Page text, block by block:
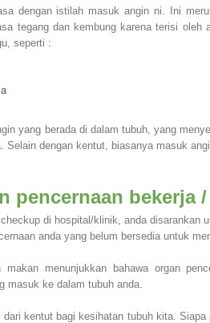
dengan istilah masuk angin ni. Ini
tegang dan kembung karena terisi
seperti :
yang berada di dalam tubuh, yang
Selain dengan kentut, biasanya masuk
pencernaan bekerja
di hospital/klinik, anda
anda yang belum bersedia untuk
makan menunjukkan bahawa organ
masuk ke dalam tubuh anda.
dari kentut bagi kesihatan tubuh kita.